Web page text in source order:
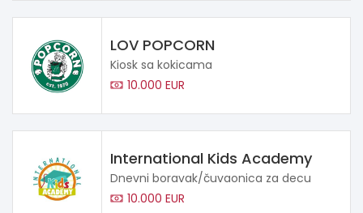
LOV POPCORN
Kiosk sa kokicama
10.000 EUR
International Kids Academy
Dnevni boravak/čuvaonica za decu
10.000 EUR